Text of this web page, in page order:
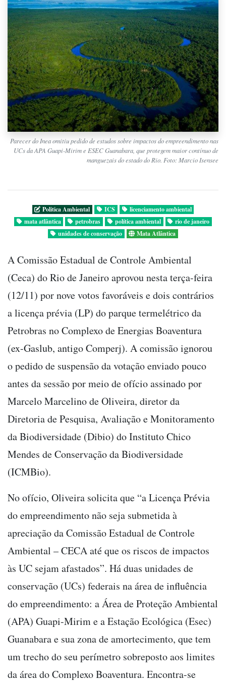
Parecer do Inea omitiu pedido de estudos sobre impactos do empreendimento nas
UCs da APA Guapi-Mirim e ESEC Guanabara, que protegem maior contínuo de
manguezais do estado do Rio. Foto: Marcio Isensee
Politica Ambiental ICS
licenciamento ambiental
mata atlântica
petrobras política ambiental
rio de janeiro
unidades de conservação
Mata Atlântica
A Comissão Estadual de Controle Ambiental
(Ceca) do Rio de Janeiro aprovou nesta terça-feira
(12/11) por nove votos favoráveis e dois contrários
a licença prévia (LP) do parque termelétrico da
Petrobras no Complexo de Energias Boaventura
(ex-Gaslub, antigo Comperj). A comissão ignorou
o pedido de suspensão da votação enviado pouco
antes da sessão por meio de ofício assinado por
Marcelo Marcelino de Oliveira, diretor da
Diretoria de Pesquisa, Avaliação e Monitoramento
da Biodiversidade (Dibio) do Instituto Chico
Mendes de Conservação da Biodiversidade
(ICMBio).
No ofício, Oliveira solicita que “a Licença Prévia
do empreendimento não seja submetida à
apreciação da Comissão Estadual de Controle
Ambiental – CECA até que os riscos de impactos
às UC sejam afastados”. Há duas unidades de
conservação (UCs) federais na área de influência
do empreendimento: a Área de Proteção Ambiental
(APA) Guapi-Mirim e a Estação Ecológica (Esec)
Guanabara e sua zona de amortecimento, que tem
um trecho do seu perímetro sobreposto aos limites
da área do Complexo Boaventura. Encontra-se